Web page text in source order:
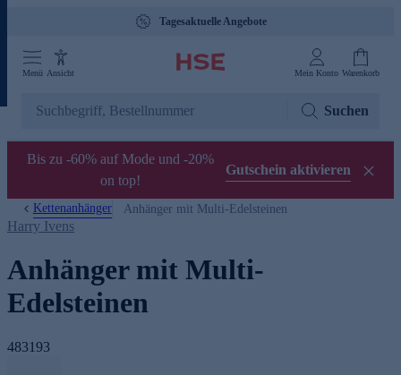
Tagesaktuelle Angebote
Menü Ansicht Mein Konto Warenkorb
Suchen
Bis zu -60% auf Mode und -20%
on top!
Gutschein aktivieren
Kettenanhänger Anhänger mit Multi-Edelsteinen
Harry Ivens
Anhänger mit Multi-
Edelsteinen
483193